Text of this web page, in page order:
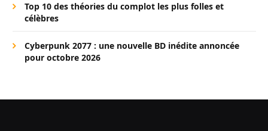
Top 10 des théories du complot les plus folles et
célèbres
Cyberpunk 2077 : une nouvelle BD inédite annoncée
pour octobre 2026